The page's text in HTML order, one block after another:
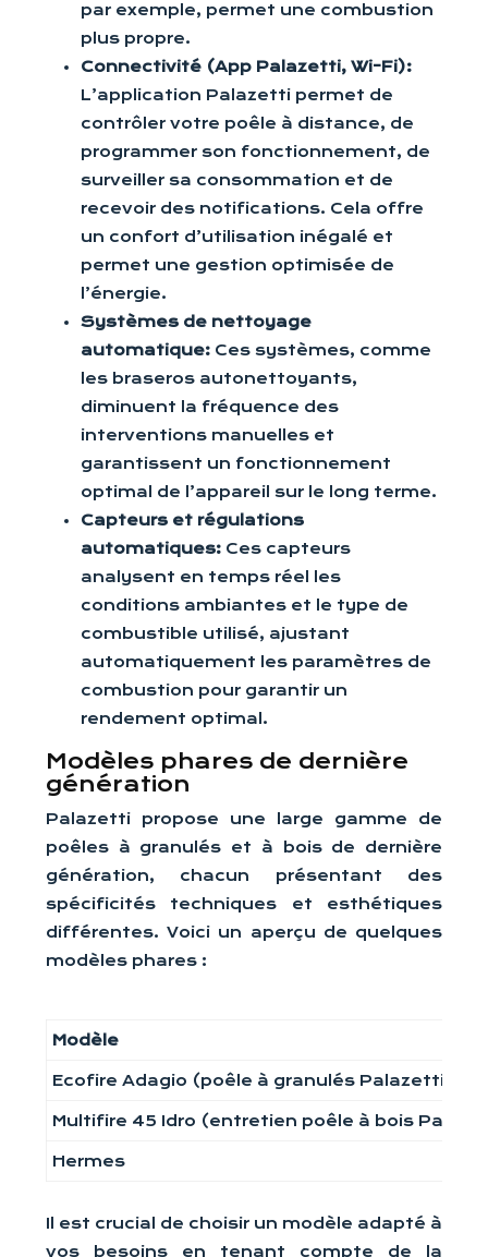
par exemple, permet une combustion
plus propre.
Connectivité (App Palazetti, Wi-Fi):
L’application Palazetti permet de
contrôler votre poêle à distance, de
programmer son fonctionnement, de
surveiller sa consommation et de
recevoir des notifications. Cela offre
un confort d’utilisation inégalé et
permet une gestion optimisée de
l’énergie.
Systèmes de nettoyage
automatique: Ces systèmes, comme
les braseros autonettoyants,
diminuent la fréquence des
interventions manuelles et
garantissent un fonctionnement
optimal de l’appareil sur le long terme.
Capteurs et régulations
automatiques: Ces capteurs
analysent en temps réel les
conditions ambiantes et le type de
combustible utilisé, ajustant
automatiquement les paramètres de
combustion pour garantir un
rendement optimal.
Modèles phares de dernière
génération
Palazetti propose une large gamme de
poêles à granulés et à bois de dernière
génération, chacun présentant des
spécificités techniques et esthétiques
différentes. Voici un aperçu de quelques
modèles phares :
Modèle
Ecofire Adagio (poêle à granulés Palazetti)
Multifire 45 Idro (entretien poêle à bois
Hermes
Il est crucial de choisir un modèle adapté à
vos besoins en tenant compte de la